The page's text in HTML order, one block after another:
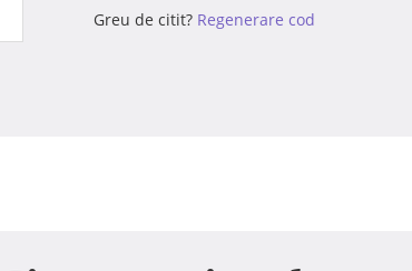
Greu de citit? Regenerare cod